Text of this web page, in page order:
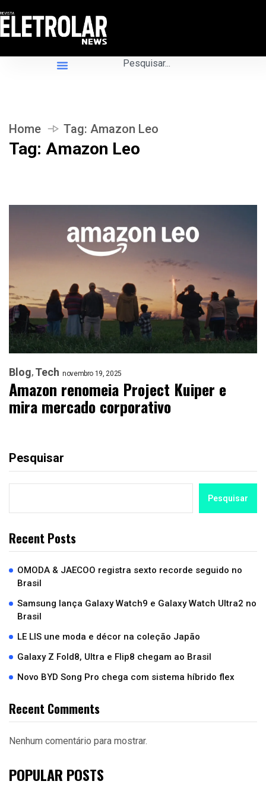
Home Tag: Amazon Leo
Tag: Amazon Leo
Blog Tech novembro 19, 2025
Amazon renomeia Project Kuiper e
mira mercado corporativo
Pesquisar
Pesquisar
Recent Posts
OMODA & JAECOO registra sexto recorde seguido no
Brasil
Samsung lança Galaxy Watch9 e Galaxy Watch Ultra2 no
Brasil
LE LIS une moda e décor na coleção Japão
Galaxy Z Fold8, Ultra e Flip8 chegam ao Brasil
Novo BYD Song Pro chega com sistema híbrido flex
Recent Comments
Nenhum comentário para mostrar.
POPULAR POSTS